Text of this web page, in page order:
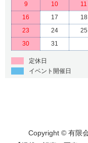
9
10 11
16
17 18
23
24 25
30
31
定休日
イベント開催日
Copyright © 有限